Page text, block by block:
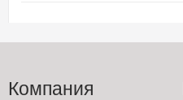
Компания